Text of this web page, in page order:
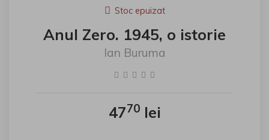
Stoc epuizat
Anul Zero. 1945, o istorie
Ian Buruma
4770lei